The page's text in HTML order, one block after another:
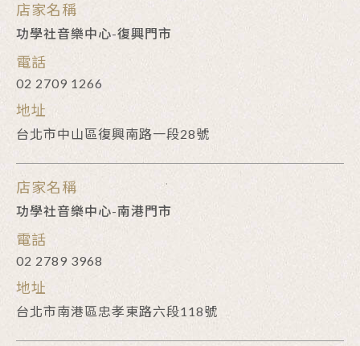
店家名稱
功學社音樂中心-復興門市
電話
02 2709 1266
地址
台北市中山區復興南路一段28號
店家名稱
功學社音樂中心-南港門市
電話
02 2789 3968
地址
台北市南港區忠孝東路六段118號